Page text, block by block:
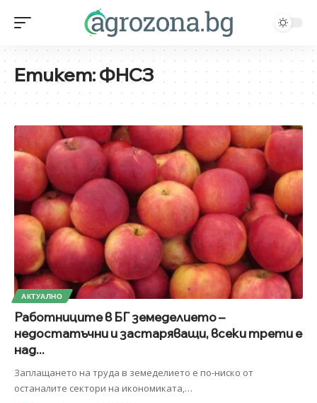
Етикет:ФНСЗ
АКТУАЛНО
Работниците в БГ земеделието –
недостатъчни и застаряващи, всеки трети е
над...
Заплащането на труда в земеделието е по-ниско от
останалите сектори на икономиката,…